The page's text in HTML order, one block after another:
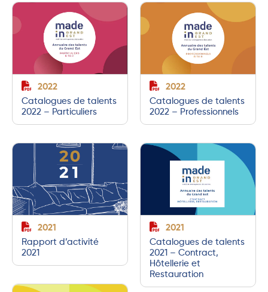
2022
Catalogues de talents
2022 – Particuliers
2022
Catalogues de talents
2022 – Professionnels
2021
Rapport d’activité
2021
2021
Catalogues de talents
2021 – Contract,
Hôtellerie et
Restauration